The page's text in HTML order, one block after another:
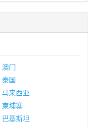
澳门
泰国
马来西亚
柬埔寨
巴基斯坦